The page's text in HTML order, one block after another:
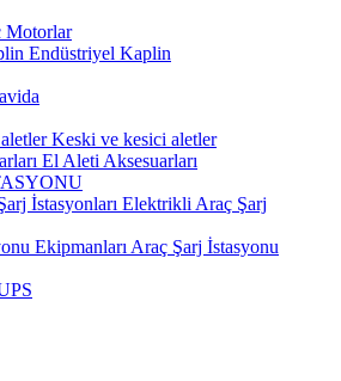
Motorlar
Endüstriyel Kaplin
Keski ve kesici aletler
El Aleti Aksesuarları
Elektrikli Araç Şarj
Araç Şarj İstasyonu